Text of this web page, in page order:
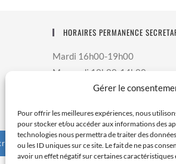
Gérer le
Pour offrir les meilleures expériences, nous
pour stocker et/ou accéder aux informations des
technologies nous permettra de traiter des
ou les ID uniques sur ce site. Le fait de ne pas
avoir un effet négatif sur certaines caractéristiques
HORAIRES PERMANENCE
Mardi 16h00-19h00
Mercredi 10h00-14h00
Jeudi 13h00-19h00
parDigitalCrea, maintenance par